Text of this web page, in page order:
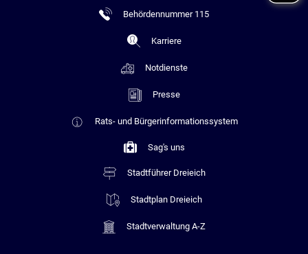
Behördennummer 115
Karriere
Notdienste
Presse
Rats- und Bürgerinformationssystem
Sag's uns
Stadtführer Dreieich
Stadtplan Dreieich
Stadtverwaltung A-Z